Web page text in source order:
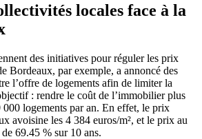
locales face à la
des initiatives pour réguler les prix
Bordeaux, par exemple, a annoncé des
l’offre de logements afin de limiter la
: rendre le coût de l’immobilier plus
000 logements par an. En effet, le prix
avoisine les 4 384 euros/m², et le prix au
69.45 % sur 10 ans.